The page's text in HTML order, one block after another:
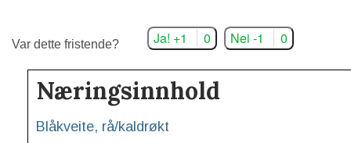
Var dette fristende? Ja! +1 0 Nei -1 0
Næringsinnhold
Blåkveite, rå/kaldrøkt